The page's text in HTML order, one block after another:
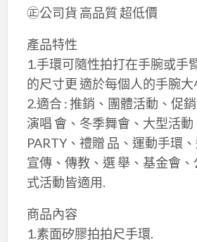
㊣公司貨 高品質 超低價
產品特性
1.手環可隨性拍打在手腕或手
的尺寸更 適於每個人的手腕大
2.適合 : 推銷、團體活動、促
演唱 會、冬季舞會、大型活動
PARTY、禮贈 品、運動手環
宣傳、傳教、選 舉、基金會
式活動皆適用.
商品內容
1.素面矽膠拍拍尺手環.